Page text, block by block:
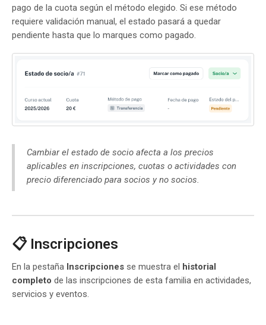
pago de la cuota según el método elegido. Si ese método
requiere validación manual, el estado pasará a quedar
pendiente hasta que lo marques como pagado.
Cambiar el estado de socio afecta a los precios
aplicables en inscripciones, cuotas o actividades con
precio diferenciado para socios y no socios.
📋 Inscripciones
En la pestaña Inscripciones se muestra el
historial
completo de las inscripciones de esta familia en actividades,
servicios y eventos.